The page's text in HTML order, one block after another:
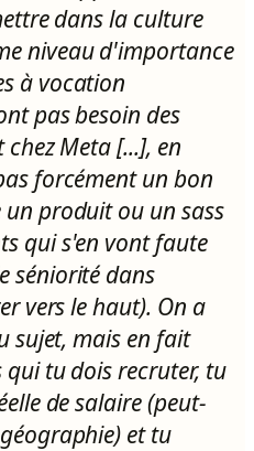
dans la culture
niveau d'importance
à vocation
pas besoin des
Meta [...], en
forcément un bon
produit ou un sass
qui s'en vont faute
séniorité dans
vers le haut). On a
sujet, mais en fait
tu dois recruter, tu
de salaire (peut-
et tu